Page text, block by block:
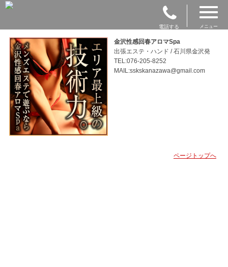
電話する メニュー
金沢性感回春アロマSpa
出張エステ・ハンド / 石川県金沢発
TEL:076-205-8252
MAIL:sskskanazawa@gmail.com
ページトップへ